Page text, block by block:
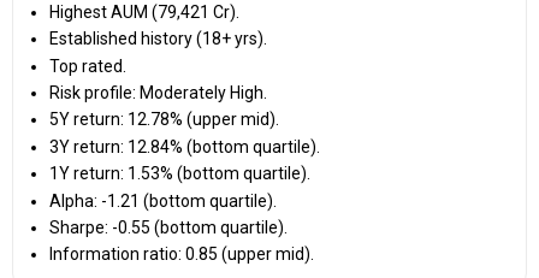
Highest AUM (₹79,421 Cr).
Established history (18+ yrs).
Top rated.
Risk profile: Moderately High.
5Y return: 12.78% (upper mid).
3Y return: 12.84% (bottom quartile).
1Y return: 1.53% (bottom quartile).
Alpha: -1.21 (bottom quartile).
Sharpe: -0.55 (bottom quartile).
Information ratio: 0.85 (upper mid).